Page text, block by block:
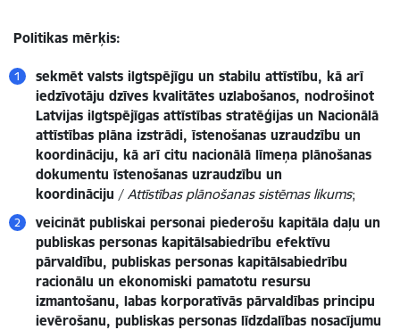
Politikas mērķis:
sekmēt valsts ilgtspējīgu un stabilu attīstību, kā arī
iedzīvotāju dzīves kvalitātes uzlabošanos, nodrošinot
Latvijas ilgtspējīgas attīstības stratēģijas un Nacionālā
attīstības plāna izstrādi, īstenošanas uzraudzību un
koordināciju, kā arī citu nacionālā līmeņa plānošanas
dokumentu īstenošanas uzraudzību un
koordināciju / Attīstības plānošanas sistēmas likums;
veicināt publiskai personai piederošu kapitāla daļu un
publiskas personas kapitālsabiedrību efektīvu
pārvaldību, publiskas personas kapitālsabiedrību
racionālu un ekonomiski pamatotu resursu
izmantošanu, labas korporatīvās pārvaldības principu
ievērošanu, publiskas personas līdzdalības nosacījumu